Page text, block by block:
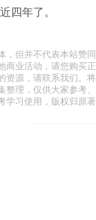
四年了。
但并不代表本站赞
业活动，请您购买正
源，请联系我们。
理，仅供大家参考
学习使用，版权归原